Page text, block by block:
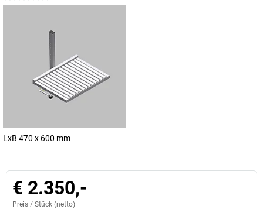
LxB 470 x 600 mm
€ 2.350,-
Preis / Stück (netto)